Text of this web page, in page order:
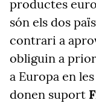
productes
són els dos
contrari a
obliguin a
a Europa en
donen suport